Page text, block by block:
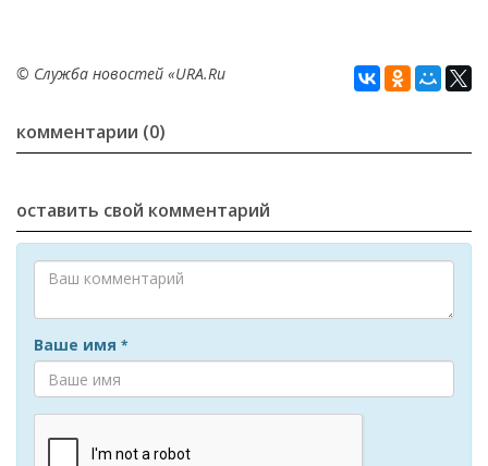
© Служба новостей «URA.Ru
комментарии (0)
оставить свой комментарий
Ваше имя *